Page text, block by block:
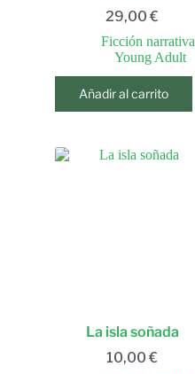
29,00 €
Ficción narrativa
Young Adult
Añadir al carrito
La isla soñada
10,00 €